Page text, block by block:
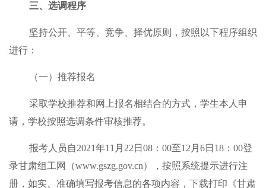
三、选调程序
坚持公开、平等、竞争、择优原则，按照以下程序组织
进行：
（一）推荐报名
采取学校推荐和网上报名相结合的方式，学生本人申
请，学校按照选调条件审核推荐。
报考人员自2021年11月22日08：00至12月6日18：00登
录甘肃组工网（www.gszg.gov.cn），按照系统提示进行注
册，如实、准确填写报考信息的各项内容，下载打印《甘肃